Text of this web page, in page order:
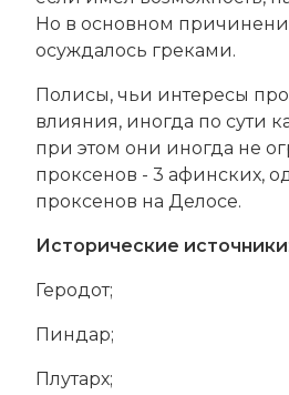
Но в основном
осуждалось греками.
Полисы, чьи интересы
влияния, иногда по сути
при этом они иногда не
проксенов - 3 афинских,
проксенов на Делосе.
Исторические источники
Геродот;
Пиндар;
Плутарх;